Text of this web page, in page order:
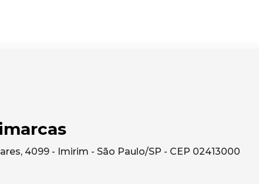
4099 - Imirim - São Paulo/SP - CEP 02413000